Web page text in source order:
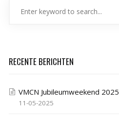
RECENTE BERICHTEN
VMCN Jubileumweekend 2025
11-05-2025